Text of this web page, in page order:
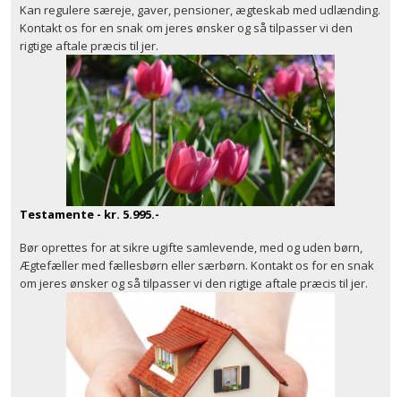
Kan regulere særeje, gaver, pensioner, ægteskab med udlænding.
Kontakt os for en snak om jeres ønsker og så tilpasser vi den
rigtige aftale præcis til jer.
Testamente - kr. 5.995.-
Bør oprettes for at sikre ugifte samlevende, med og uden børn,
Ægtefæller med fællesbørn eller særbørn. Kontakt os for en snak
om jeres ønsker og så tilpasser vi den rigtige aftale præcis til jer.